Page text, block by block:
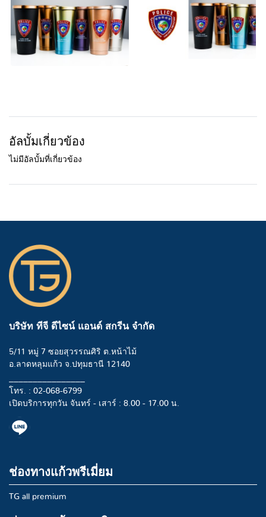
อัลบั้มเกี่ยวข้อง
ไม่มีอัลบั้มที่เกี่ยวข้อง
บริษัท ทีจี ดีไซน์ แอนด์ สกรีน จำกัด
5/11 หมู่ 7 ซอยสุวรรณศิริ ต.หน้าไม้
อ.ลาดหลุมแก้ว จ.ปทุมธานี 12140
โทร. : 02-068-6799
เปิดบริการทุกวัน จันทร์ - เสาร์ : 8.00 - 17.00 น.
ช่องทางแก้วพรีเมี่ยม
TG all premium